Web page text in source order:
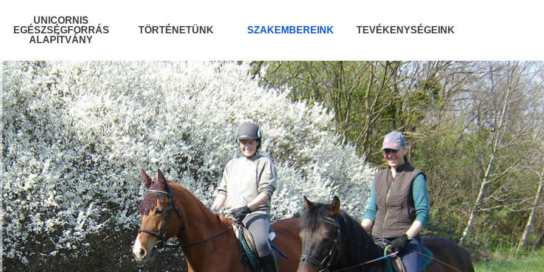
UNICORNIS
EGÉSZSÉGFORRÁS
ALAPÍTVÁNY
TÖRTÉNETÜNK SZAKEMBEREINK TEVÉKENYSÉGEINK